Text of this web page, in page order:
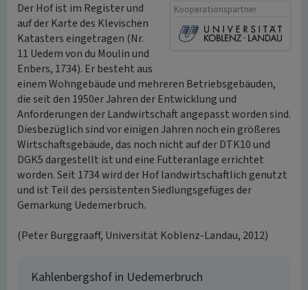
Kooperationspartner
Der Hof ist im Register und
auf der Karte des Klevischen
Katasters eingetragen (Nr.
11 Uedem von du Moulin und
Enbers, 1734). Er besteht aus
einem Wohngebäude und mehreren Betriebsgebäuden,
die seit den 1950er Jahren der Entwicklung und
Anforderungen der Landwirtschaft angepasst worden sind.
Diesbezüglich sind vor einigen Jahren noch ein größeres
Wirtschaftsgebäude, das noch nicht auf der DTK10 und
DGK5 dargestellt ist und eine Futteranlage errichtet
worden. Seit 1734 wird der Hof landwirtschaftlich genutzt
und ist Teil des persistenten Siedlungsgefüges der
Gemarkung Uedemerbruch.
(Peter Burggraaff, Universität Koblenz-Landau, 2012)
Kahlenbergshof in Uedemerbruch